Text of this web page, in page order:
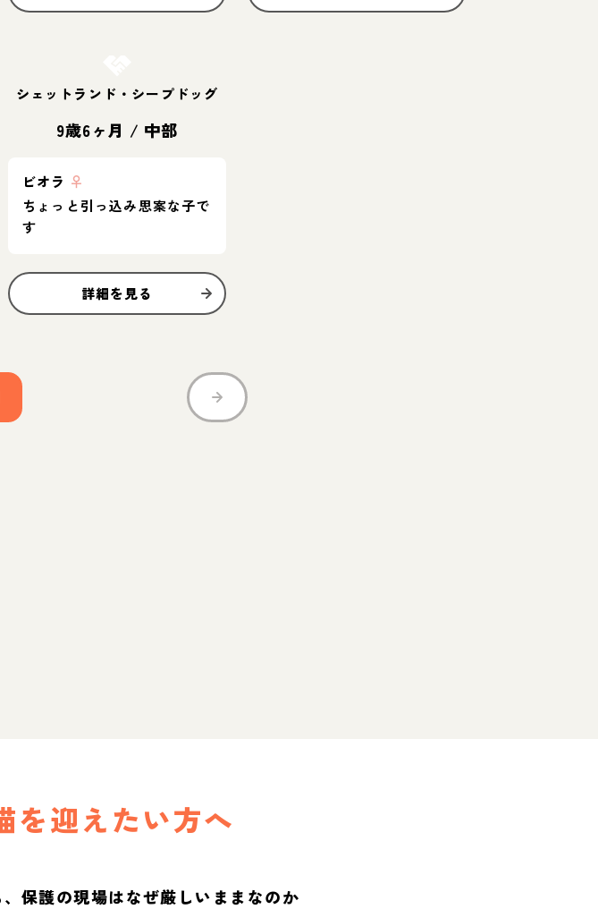
シェットランド・シープドッグ
9歳6ヶ月 / 中部
ビオラ ♀
ちょっと引っ込み思案な子で
す
詳細を見る
を迎えたい方へ
保護の現場はなぜ厳しいままなのか